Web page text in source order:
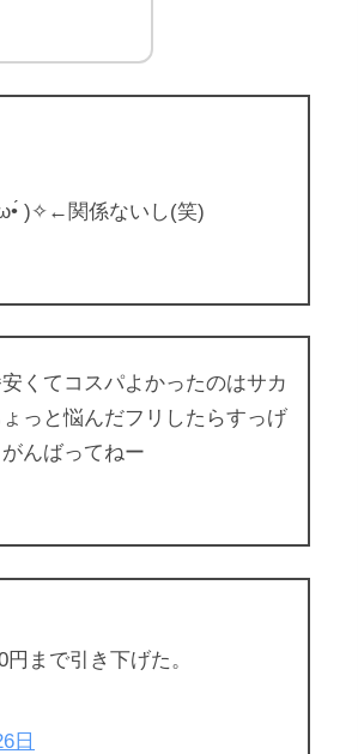
)✧←関係ないし(笑)
くてコスパよかったのはサカ
っと悩んだフリしたらすっげ
んばってねー
まで引き下げた。
日